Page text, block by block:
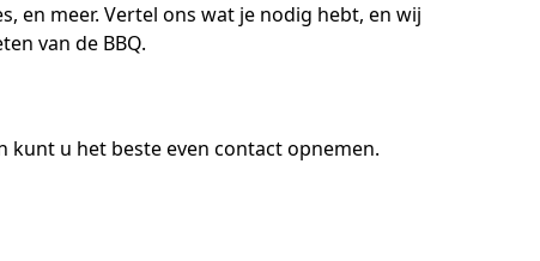
en meer. Vertel ons wat je nodig hebt, en wij
van de BBQ.
u het beste even contact opnemen.